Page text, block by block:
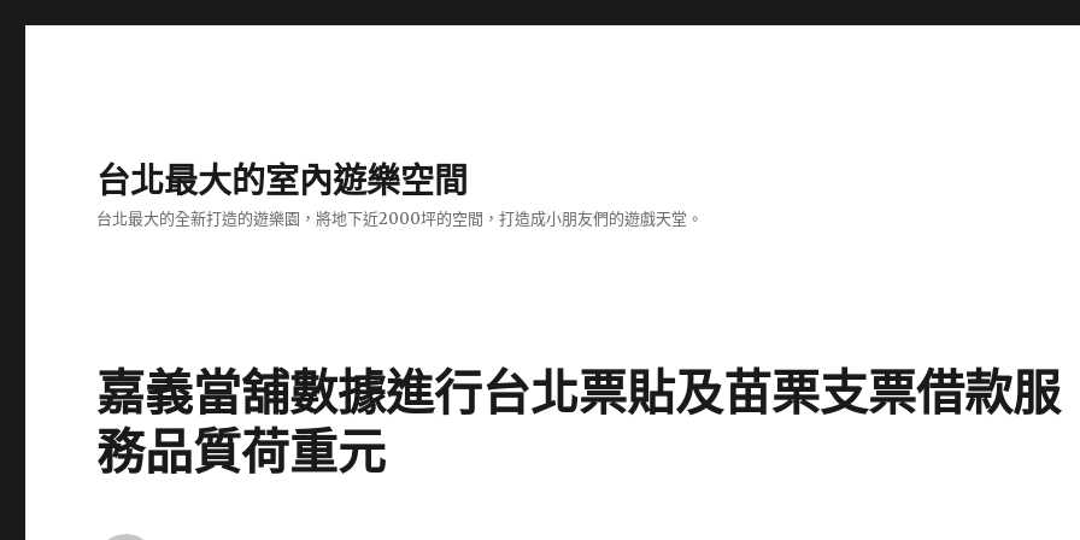
台北最大的室內遊樂空間
台北最大的全新打造的遊樂園，將地下近2000坪的空間，打造成小朋友們的遊戲天堂。
嘉義當舖數據進行台北票貼及苗栗支票借款服
務品質荷重元